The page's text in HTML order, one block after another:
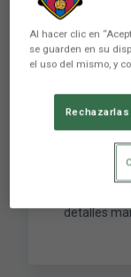
to be
finer
the
detalles
Al hacer clic en
se guarden en su
el uso del mismo, y